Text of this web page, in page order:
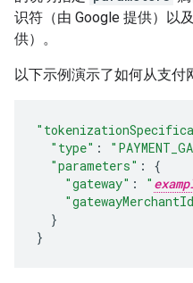
识符（由 Google 提供）以
供）。
以下示例演示了如何从支付
"type" :
"parameters" :
{
"gateway" : "
}
}